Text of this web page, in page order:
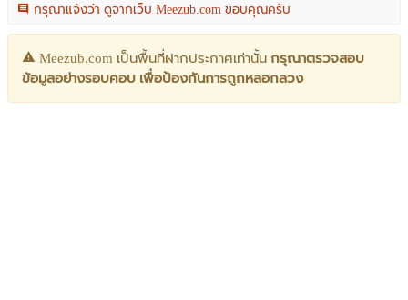
กรุณาแจ้งว่า ดูจากเว็บ Meezub.com ขอบคุณครับ
Meezub.com เป็นพื้นที่ฝากประกาศเท่านั้น กรุณาตรวจสอบ
ข้อมูลอย่างรอบคอบ เพื่อป้องกันการถูกหลอกลวง